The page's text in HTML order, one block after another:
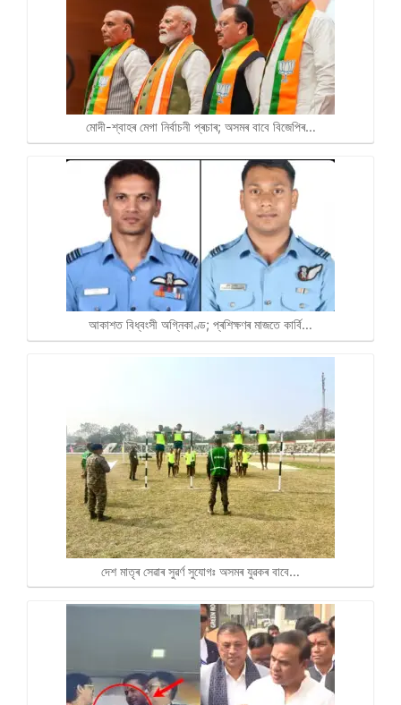
মোদী-শ্বাহৰ মেগা নিৰ্বাচনী প্ৰচাৰ; অসমৰ বাবে বিজেপিৰ…
আকাশত বিধ্বংসী অগ্নিকাণ্ড; প্ৰশিক্ষণৰ মাজতে কাৰ্বি…
দেশ মাতৃৰ সেৱাৰ সুৱৰ্ণ সুযোগঃ অসমৰ যুৱকৰ বাবে…